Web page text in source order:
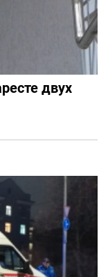
двух